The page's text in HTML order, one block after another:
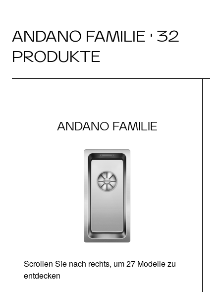
ANDANO FAMILIE · 32
PRODUKTE
ANDANO FAMILIE
Scrollen Sie nach rechts, um 27 Modelle zu
entdecken